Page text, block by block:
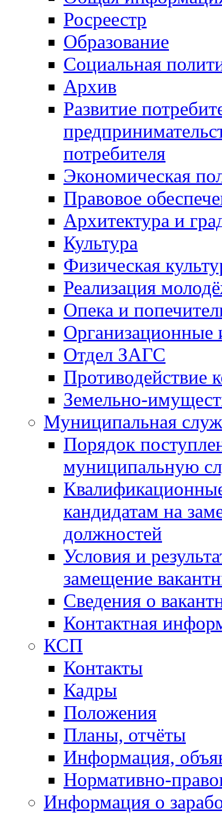
Росреестр
Образование
Социальная
Архив
Развитие
потребителя
Экономическая
Правовое
Архитектура и
Культура
Физическая
Реализация
Опека и
Отдел ЗАГС
Противодействие
Земельно-
Муниципальная
Порядок
муниципальную
кандидатам на
должностей
Условия и
замещение
Сведения о
Контактная
КСП
Контакты
Кадры
Положения
Планы, отчёты
Информация,
Нормативно-
Информация о